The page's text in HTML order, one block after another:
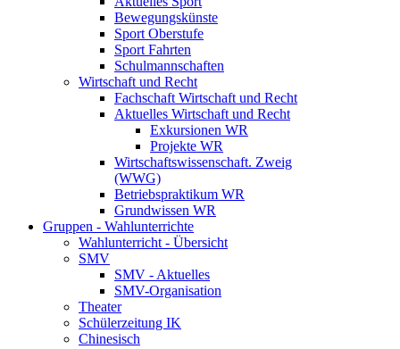
Bewegungskünste
Sport Oberstufe
Sport Fahrten
Schulmannschaften
Wirtschaft und Recht
Fachschaft Wirtschaft und Recht
Aktuelles Wirtschaft und Recht
Exkursionen WR
Projekte WR
Wirtschaftswissenschaft. Zweig
(WWG)
Betriebspraktikum WR
Grundwissen WR
Gruppen - Wahlunterrichte
Wahlunterricht - Übersicht
SMV
SMV - Aktuelles
SMV-Organisation
Theater
Schülerzeitung IK
Chinesisch